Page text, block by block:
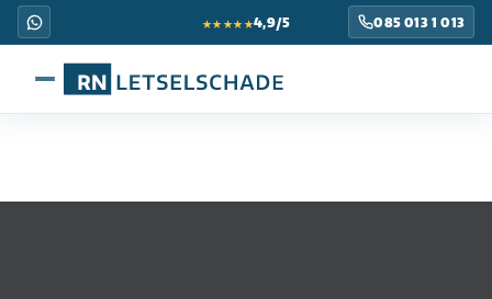
★★★★★4,9/5 085 013 1 013